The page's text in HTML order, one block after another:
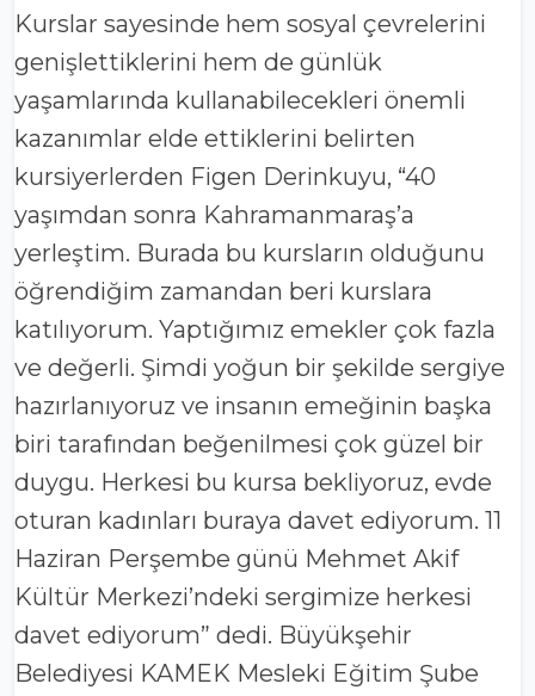
Kurslar sayesinde hem sosyal çevrelerini
genişlettiklerini hem de günlük
yaşamlarında kullanabilecekleri önemli
kazanımlar elde ettiklerini belirten
kursiyerlerden Figen Derinkuyu, “40
yaşımdan sonra Kahramanmaraş’a
yerleştim. Burada bu kursların olduğunu
öğrendiğim zamandan beri kurslara
katılıyorum. Yaptığımız emekler çok fazla
ve değerli. Şimdi yoğun bir şekilde sergiye
hazırlanıyoruz ve insanın emeğinin başka
biri tarafından beğenilmesi çok güzel bir
duygu. Herkesi bu kursa bekliyoruz, evde
oturan kadınları buraya davet ediyorum. 11
Haziran Perşembe günü Mehmet Akif
Kültür Merkezi’ndeki sergimize herkesi
davet ediyorum” dedi. Büyükşehir
Belediyesi KAMEK Mesleki Eğitim Şube